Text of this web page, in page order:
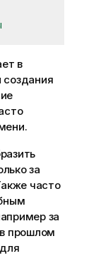
в
создания
за
часто
за
прошлом